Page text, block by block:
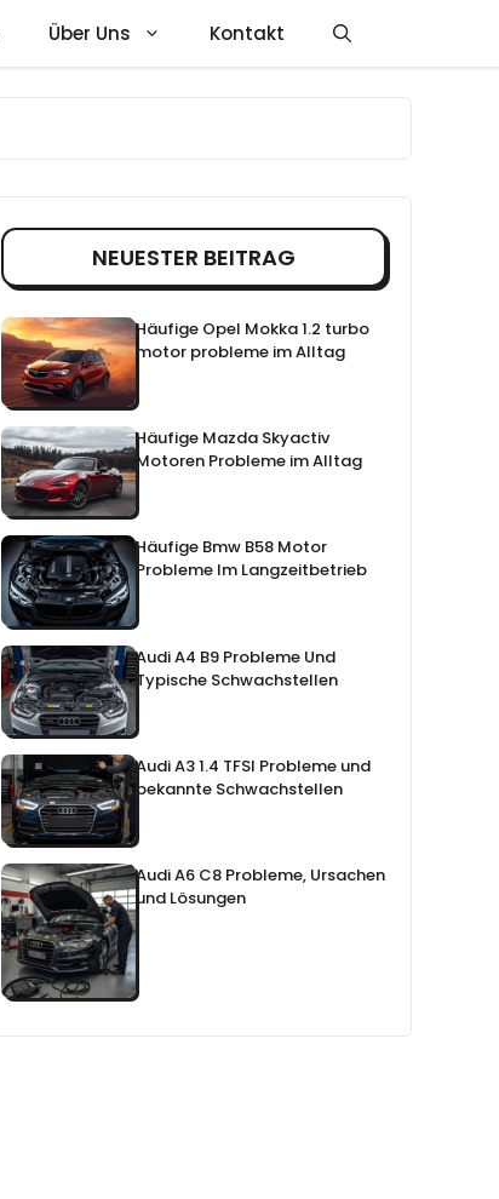
Über Uns Kontakt
NEUESTER BEITRAG
Häufige Opel Mokka 1.2 turbo
motor probleme im Alltag
Häufige Mazda Skyactiv
Motoren Probleme im Alltag
Häufige Bmw B58 Motor
Probleme Im Langzeitbetrieb
Audi A4 B9 Probleme Und
Typische Schwachstellen
Audi A3 1.4 TFSI Probleme und
bekannte Schwachstellen
Audi A6 C8 Probleme, Ursachen
und Lösungen